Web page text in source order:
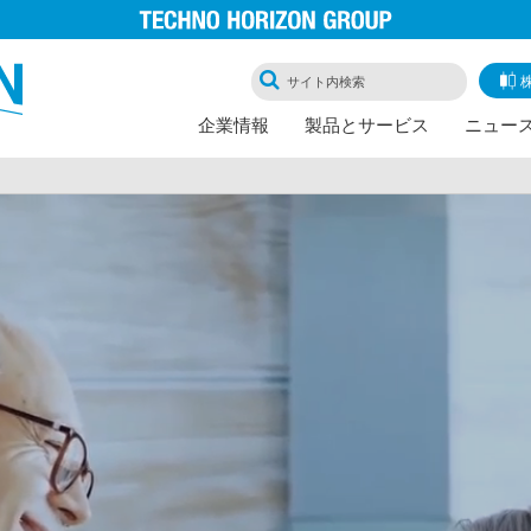
企業情報 製品とサービス ニュー